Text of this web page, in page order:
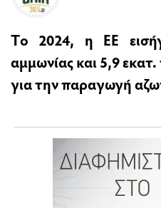
Tο 2024, η ΕΕ
αμμωνίας και 5,9
για την παραγωγή